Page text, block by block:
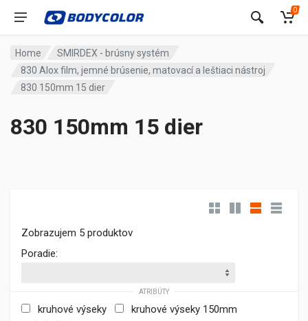
0
Home
SMIRDEX - brúsny systém
830 Alox film, jemné brúsenie, matovací a leštiaci nástroj
830 150mm 15 dier
830 150mm 15 dier
Zobrazujem 5 produktov
Poradie:
ATRIBÚTY
kruhové výseky kruhové výseky 150mm